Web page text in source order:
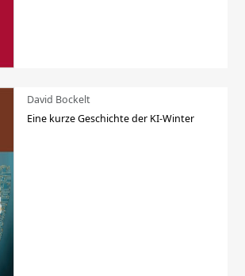
David Bockelt
Eine kurze Geschichte der KI-Winter